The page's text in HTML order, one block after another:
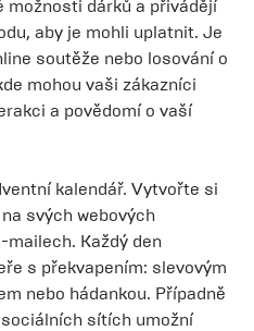
možnosti dárků a přivádějí
aby je mohli uplatnit. Je
soutěže nebo losování o
mohou vaši zákazníci
a povědomí o vaší
kalendář. Vytvořte si
svých webových
Každý den
s překvapením: slevovým
nebo hádankou. Případně
sítích umožní